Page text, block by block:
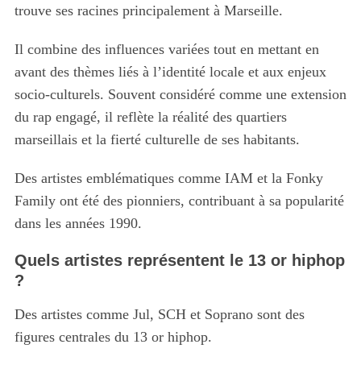
trouve ses racines principalement à Marseille.
Il combine des influences variées tout en mettant en
avant des thèmes liés à l’identité locale et aux enjeux
socio-culturels. Souvent considéré comme une extension
du rap engagé, il reflète la réalité des quartiers
marseillais et la fierté culturelle de ses habitants.
Des artistes emblématiques comme IAM et la Fonky
Family ont été des pionniers, contribuant à sa popularité
dans les années 1990.
Quels artistes représentent le 13 or hiphop
?
Des artistes comme Jul, SCH et Soprano sont des
figures centrales du 13 or hiphop.
S
a
r
o